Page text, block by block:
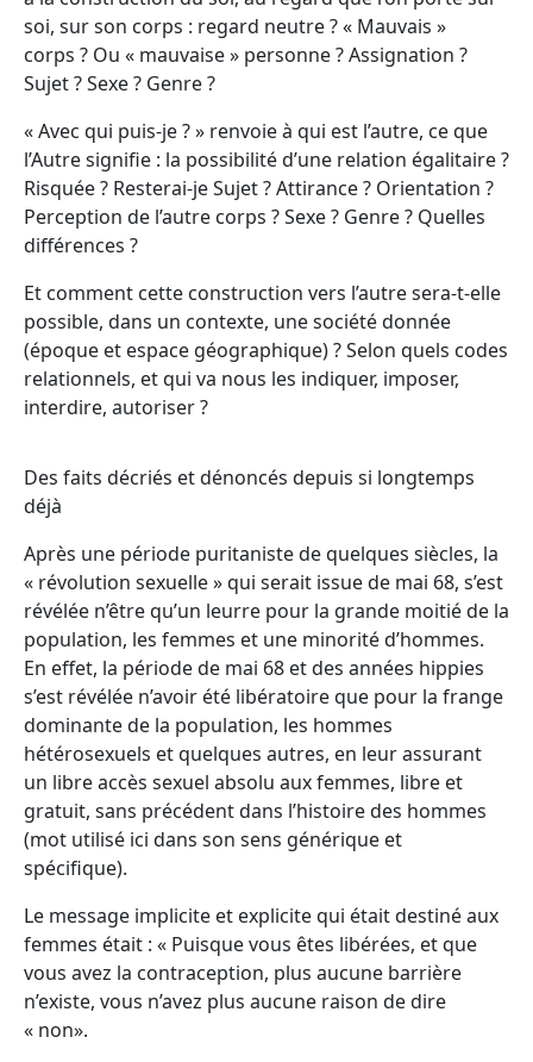
soi, sur son corps : regard neutre ? « Mauvais »
corps ? Ou « mauvaise » personne ? Assignation ?
Sujet ? Sexe ? Genre ?
« Avec qui puis-je ? » renvoie à qui est l’autre, ce que
l’Autre signifie : la possibilité d’une relation égalitaire ?
Risquée ? Resterai-je Sujet ? Attirance ? Orientation ?
Perception de l’autre corps ? Sexe ? Genre ? Quelles
différences ?
Et comment cette construction vers l’autre sera-t-elle
possible, dans un contexte, une société donnée
(époque et espace géographique) ? Selon quels codes
relationnels, et qui va nous les indiquer, imposer,
interdire, autoriser ?
Des faits décriés et dénoncés depuis si longtemps
déjà
Après une période puritaniste de quelques siècles, la
« révolution sexuelle » qui serait issue de mai 68, s’est
révélée n’être qu’un leurre pour la grande moitié de la
population, les femmes et une minorité d’hommes.
En effet, la période de mai 68 et des années hippies
s’est révélée n’avoir été libératoire que pour la frange
dominante de la population, les hommes
hétérosexuels et quelques autres, en leur assurant
un libre accès sexuel absolu aux femmes, libre et
gratuit, sans précédent dans l’histoire des hommes
(mot utilisé ici dans son sens générique et
spécifique).
Le message implicite et explicite qui était destiné aux
femmes était : « Puisque vous êtes libérées, et que
vous avez la contraception, plus aucune barrière
n’existe, vous n’avez plus aucune raison de dire
« non».